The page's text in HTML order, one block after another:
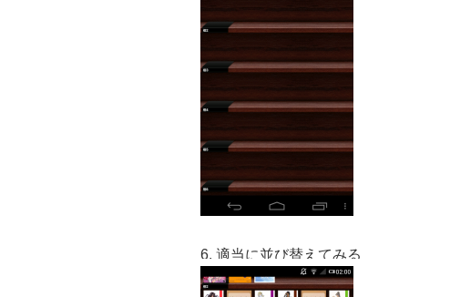
6. 適当に並び替えてみる